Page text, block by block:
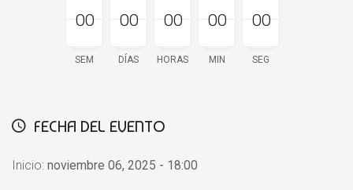
00
00
00
SEM
00
00
00
DÍAS
00
00
00
HORAS
00
00
00
MIN
00
00
00
SEG
FECHA DEL EVENTO
Inicio: noviembre 06, 2025 - 18:00